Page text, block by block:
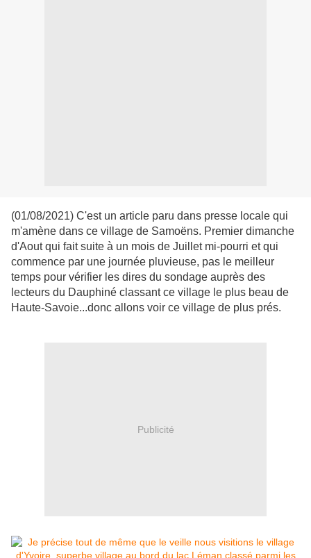
(01/08/2021) C'est un article paru dans presse locale qui
m'amène dans ce village de Samoëns. Premier dimanche
d'Aout qui fait suite à un mois de Juillet mi-pourri et qui
commence par une journée pluvieuse, pas le meilleur
temps pour vérifier les dires du sondage auprès des
lecteurs du Dauphiné classant ce village le plus beau de
Haute-Savoie...donc allons voir ce village de plus prés.
Publicité